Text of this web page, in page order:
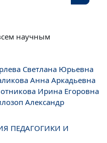
Search
научным
Светлана Юрьевна
Анна Аркадьевна
Ирина Егоровна
Александр
ПЕДАГОГИКИ И